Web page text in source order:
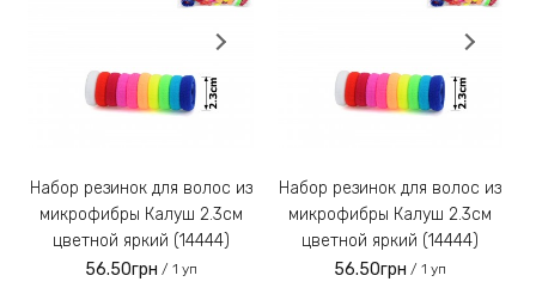
несколькими оттенками.
Набор резинок для волос из
микрофибры Калуш 2.3см
цветной яркий (14444)
56.50грн / 1 уп
Набор резинок для волос из
микрофибры Калуш 2.3см
цветной яркий (14444)
56.50грн / 1 уп